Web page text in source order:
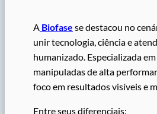
A Biofase se destacou no
unir tecnologia, ciência e
humanizado. Especializada
manipuladas de alta
foco em resultados visíveis e
Entre seus diferenciais: